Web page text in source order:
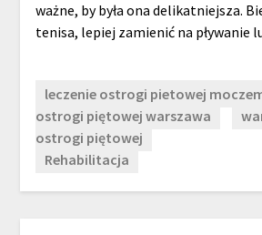
ważne, by była ona delikatniejsza.
tenisa, lepiej zamienić na pływanie
leczenie ostrogi pietowej
ostrogi piętowej warszawa
ostrogi piętowej
Rehabilitacja